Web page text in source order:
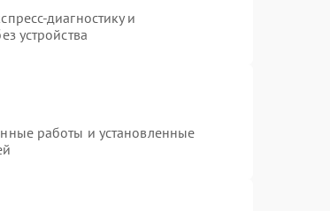
диагностику и
устройства
работы и установленные